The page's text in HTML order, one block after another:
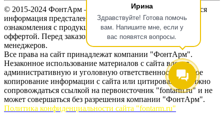
Ирина
Здравствуйте! Готова помочь
вам. Напишите мне, если у
вас появятся вопросы.
© 2015-2024 ФонтАрм – фонтанная устьевая арматура. Вся
информация предсталенная на сайте предназначена для
ознакомления с продукцией и не является публичной
оффертой. Перед заказом продукции, уточняйте цены у
менеджеров.
Все права на сайт принадлежат компании "ФонтАрм".
Незаконное использование материалов с сайта влечет
административную и уголовную ответственность. Любое
копирование информации с сайта или цитирование должно
сопровождаться ссылкой на первоисточник "fontarm.ru" и не
может совершаться без разрешения компании "ФонтАрм".
Политика конфиденциальности сайта "fontarm.ru"